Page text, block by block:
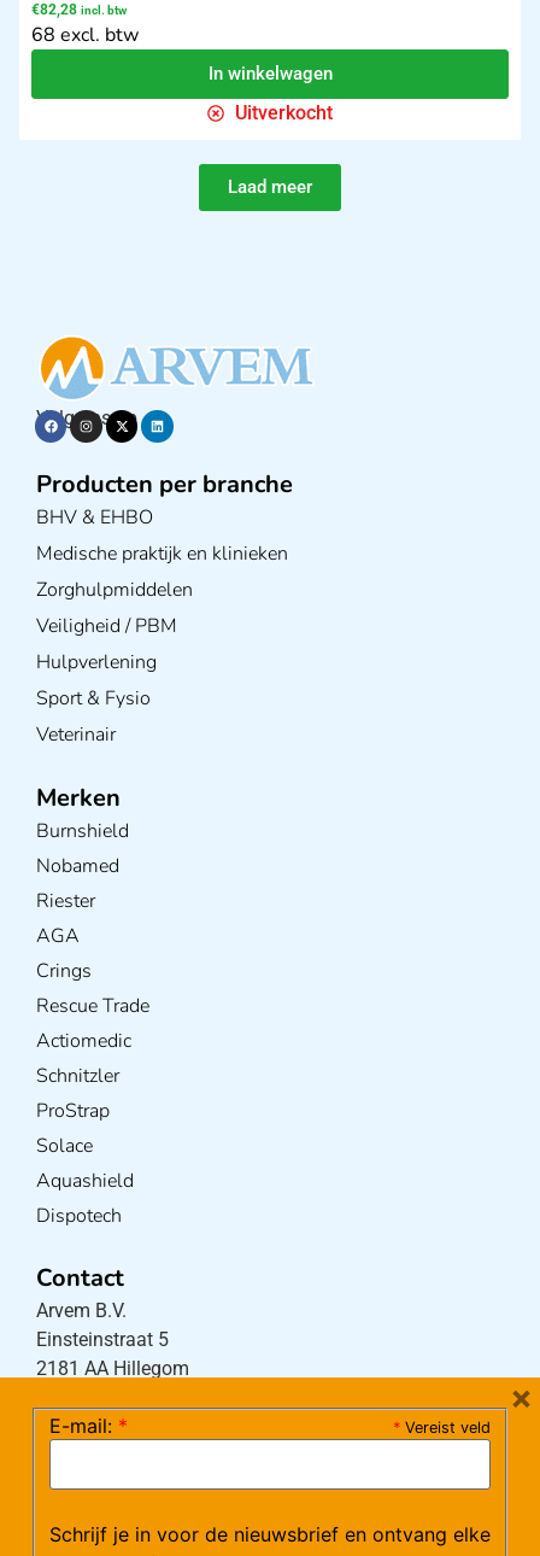
€82,28 incl. btw
68 excl. btw
In winkelwagen
Uitverkocht
Laad meer
Volg ons op
Producten per branche
BHV & EHBO
Medische praktijk en klinieken
Zorghulpmiddelen
Veiligheid / PBM
Hulpverlening
Sport & Fysio
Veterinair
Merken
Burnshield
Nobamed
Riester
AGA
Crings
Rescue Trade
Actiomedic
Schnitzler
ProStrap
Solace
Aquashield
Dispotech
Contact
Arvem B.V.
Einsteinstraat 5
2181 AA Hillegom
(maandag – donderdag 08:30-17:15 uur / vrijdag
Mail:klantenservice@arvem.nl
* Vereist veld
E-mail: *
Schrijf je in voor de nieuwsbrief en ontvang elke
×